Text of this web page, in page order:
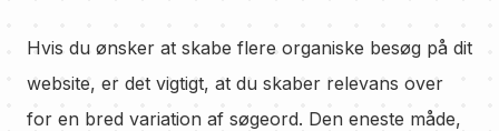
Hvis du ønsker at skabe flere organiske besøg på dit
website, er det vigtigt, at du skaber relevans over
for en bred variation af søgeord. Den eneste måde,